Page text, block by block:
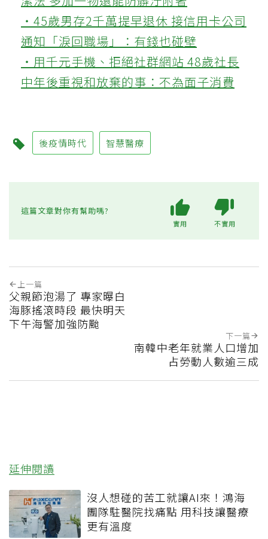
‧45歲男存2千萬提早退休 接信用卡公司
通知「淚回職場」：有錢也碰壁
‧用千元手機、拒絕社群網站 48歲社長
中年後重視和放棄的事：不為面子消費
後疫情時代 智慧醫療
這篇文章對你有幫助嗎?
實用 不實用
上一篇
父親節泡湯了 專家曝白
海豚搖滾時段 最快明天
下午海警加強防颱
下一篇
南韓中老年就業人口增加
占勞動人數逾三成
延伸閱讀
沒人想碰的苦工就讓AI來！鴻海
團隊駐醫院找痛點 用科技讓醫療
更有溫度